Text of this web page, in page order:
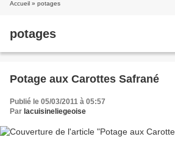
Accueil » potages
potages
Potage aux Carottes Safrané
Publié le 05/03/2011 à 05:57
Par lacuisineliegeoise